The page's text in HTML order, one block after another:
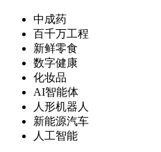
中成药
百千万工程
新鲜零食
数字健康
化妆品
AI智能体
人形机器人
新能源汽车
人工智能